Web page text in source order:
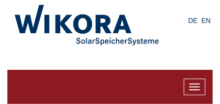
DE EN
Toggle